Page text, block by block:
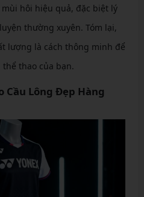
hôi hiệu quả, đặc biệt lý
thường xuyên. Tóm lại,
lượng là cách thông minh để
thao của bạn.
Cầu Lông Đẹp Hàng